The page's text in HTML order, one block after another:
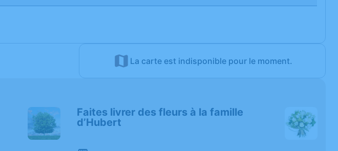
La carte est indisponible pour le moment.
Faites livrer des fleurs à la famille
d’Hubert